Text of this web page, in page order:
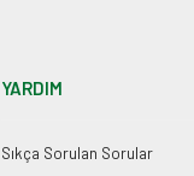
YARDIM
Sıkça Sorulan Sorular